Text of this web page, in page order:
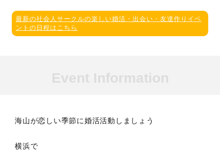
最新の社会人サークルの楽しい婚活・出会い・友達作りイベ
ントの日程はこちら
海山が恋しい季節に婚活活動しましょう
横浜で